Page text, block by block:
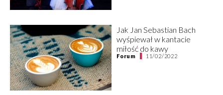
Jak Jan Sebastian Bach
wyśpiewał w kantacie
miłość do kawy
Forum 11/02/2022